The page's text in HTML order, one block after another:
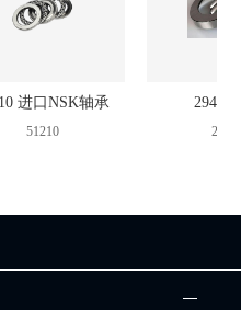
进口NSK轴承
51210
29420